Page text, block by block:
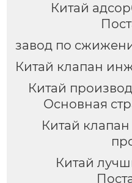
Китай
завод по
Китай клапан
Китай
Основная
Китай
Китай